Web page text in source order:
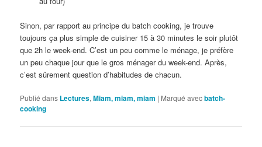
Sinon, par rapport au principe du batch cooking, je trouve
toujours ça plus simple de cuisiner 15 à 30 minutes le soir plutôt
que 2h le week-end. C’est un peu comme le ménage, je préfère
un peu chaque jour que le gros ménager du week-end. Après,
c’est sûrement question d’habitudes de chacun.
Publié dans Lectures,Miam, miam, miam | Marqué avecbatch-
cooking